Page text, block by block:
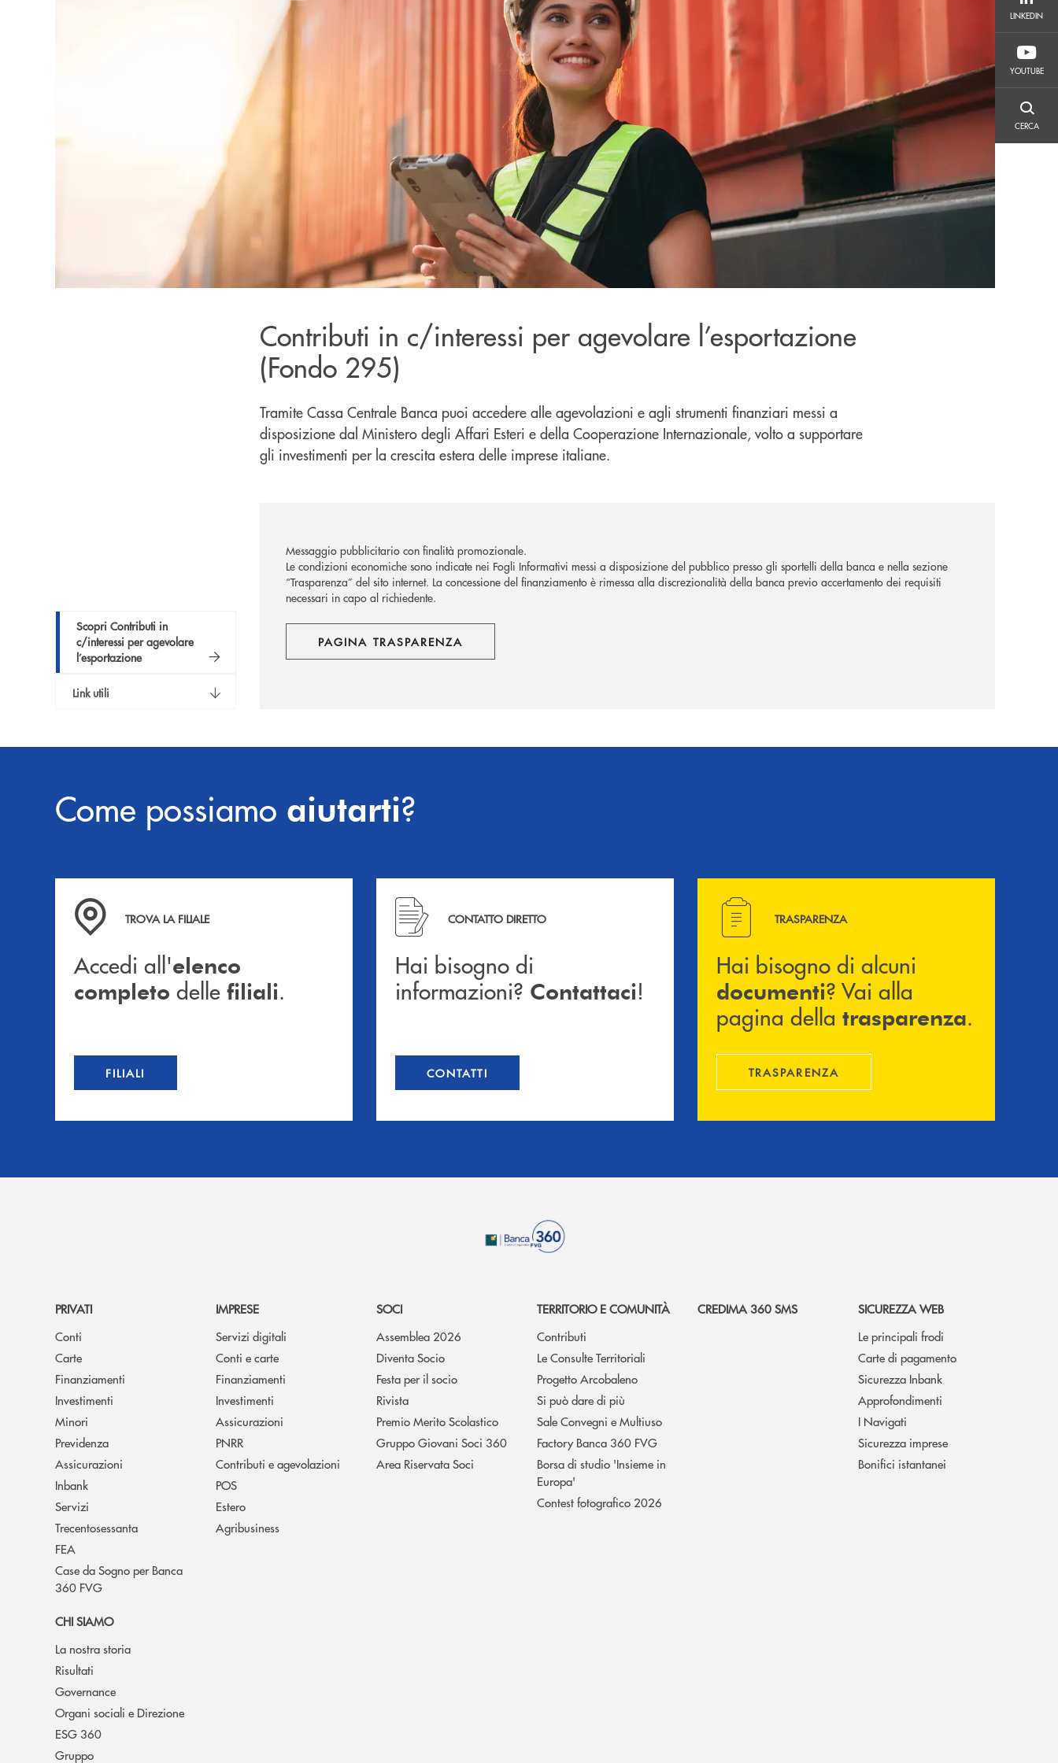
LINKEDIN
LINKEDIN
YOUTUBE
CERCA
CERCA
Scopri Contributi in
c/interessi per agevolare
l’esportazione
Link utili
Contributi in c/interessi per agevolare l’esportazione
(Fondo 295)
Tramite Cassa Centrale Banca puoi accedere alle agevolazioni e agli strumenti finanziari messi a
disposizione dal Ministero degli Affari Esteri e della Cooperazione Internazionale, volto a supportare
gli investimenti per la crescita estera delle imprese italiane.
Messaggio pubblicitario con finalità promozionale.
Le condizioni economiche sono indicate nei Fogli Informativi messi a disposizione del pubblico presso gli sportelli della banca e nella sezione
“Trasparenza” del sito internet. La concessione del finanziamento è rimessa alla discrezionalità della banca previo accertamento dei requisiti
necessari in capo al richiedente.
PAGINA TRASPARENZA
Come possiamo aiutarti?
Accedi all' elenco completo delle filiali .
TROVA LA FILIALE
Accedi all'elenco
completo delle filiali.
FILIALI
Hai bisogno di informazioni? Contattaci !
CONTATTO DIRETTO
Hai bisogno di
informazioni? Contattaci!
CONTATTI
Hai bisogno di alcuni documenti ? Vai alla pagina della
TRASPARENZA
Hai bisogno di alcuni
documenti? Vai alla
pagina della trasparenza.
TRASPARENZA
PRIVATI
Conti
Carte
Finanziamenti
Investimenti
Minori
Previdenza
Assicurazioni
Inbank
Servizi
Trecentosessanta
FEA
Case da Sogno per Banca
360 FVG
IMPRESE
Servizi digitali
Conti e carte
Finanziamenti
Investimenti
Assicurazioni
PNRR
Contributi e agevolazioni
POS
Estero
Agribusiness
SOCI
Assemblea 2026
Diventa Socio
Festa per il socio
Rivista
Premio Merito Scolastico
Gruppo Giovani Soci 360
Area Riservata Soci
TERRITORIO E COMUNITÀ
Contributi
Le Consulte Territoriali
Progetto Arcobaleno
Si può dare di più
Sale Convegni e Multiuso
Factory Banca 360 FVG
Borsa di studio 'Insieme in
Europa'
Contest fotografico 2026
CREDIMA 360 SMS
SICUREZZA WEB
Le principali frodi
Carte di pagamento
Sicurezza Inbank
Approfondimenti
I Navigati
Sicurezza imprese
Bonifici istantanei
CHI SIAMO
La nostra storia
Risultati
Governance
Organi sociali e Direzione
ESG 360
Gruppo